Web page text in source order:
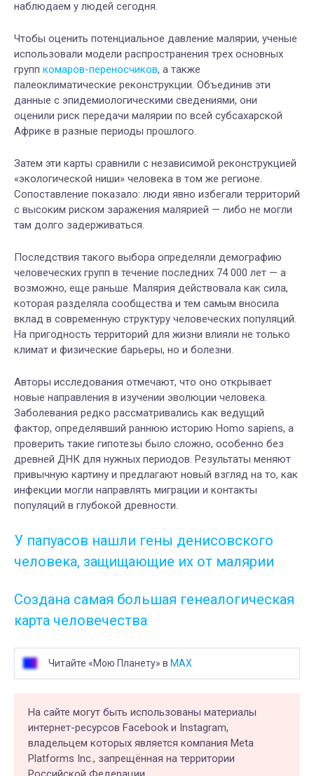
наблюдаем у людей сегодня.
Чтобы оценить потенциальное давление малярии, ученые
использовали модели распространения трех основных
групп комаров-переносчиков, а также
палеоклиматические реконструкции. Объединив эти
данные с эпидемиологическими сведениями, они
оценили риск передачи малярии по всей субсахарской
Африке в разные периоды прошлого.
Затем эти карты сравнили с независимой реконструкцией
«экологической ниши» человека в том же регионе.
Сопоставление показало: люди явно избегали территорий
с высоким риском заражения малярией — либо не могли
там долго задерживаться.
Последствия такого выбора определяли демографию
человеческих групп в течение последних 74 000 лет — а
возможно, еще раньше. Малярия действовала как сила,
которая разделяла сообщества и тем самым вносила
вклад в современную структуру человеческих популяций.
На пригодность территорий для жизни влияли не только
климат и физические барьеры, но и болезни.
Авторы исследования отмечают, что оно открывает
новые направления в изучении эволюции человека.
Заболевания редко рассматривались как ведущий
фактор, определявший раннюю историю Homo sapiens, а
проверить такие гипотезы было сложно, особенно без
древней ДНК для нужных периодов. Результаты меняют
привычную картину и предлагают новый взгляд на то, как
инфекции могли направлять миграции и контакты
популяций в глубокой древности.
У папуасов нашли гены денисовского
человека, защищающие их от малярии
Создана самая большая генеалогическая
карта человечества
Читайте «Мою Планету» в MAX
На сайте могут быть использованы материалы
интернет-ресурсов Facebook и Instagram,
владельцем которых является компания Meta
Platforms Inc., запрещённая на территории